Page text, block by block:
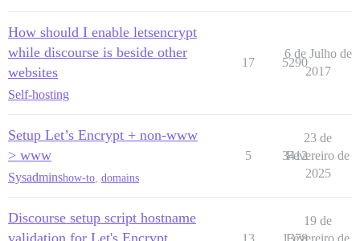
How should I enable letsencrypt
while discourse is beside other
websites
Self-hosting
17 5290
6 de Julho de
2017
Setup Let’s Encrypt + non-www
> www
Sysadminshow-to domains
5 3412
23 de
Fevereiro de
2025
Discourse setup script hostname
19 de